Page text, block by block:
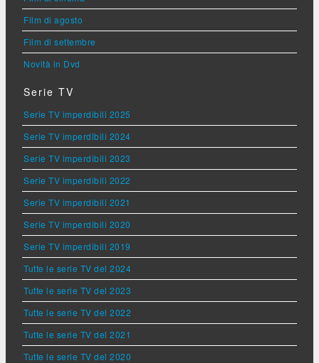
Film di agosto
Film di settembre
Novità in Dvd
Serie TV
Serie TV imperdibili 2025
Serie TV imperdibili 2024
Serie TV imperdibili 2023
Serie TV imperdibili 2022
Serie TV imperdibili 2021
Serie TV imperdibili 2020
Serie TV imperdibili 2019
Tutte le serie TV del 2024
Tutte le serie TV del 2023
Tutte le serie TV del 2022
Tutte le serie TV del 2021
Tutte le serie TV del 2020